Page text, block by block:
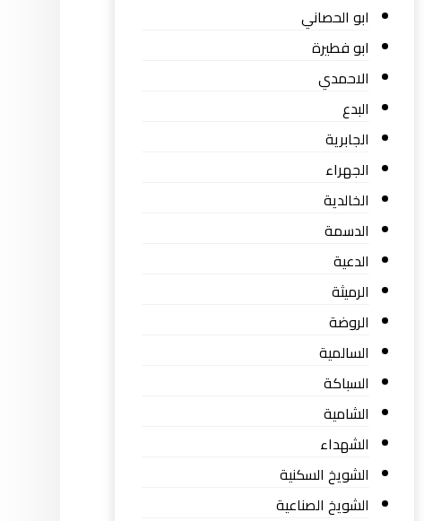
ابو الحصاني
ابو فطيرة
الاحمدي
البدع
الجابرية
الجهراء
الخالدية
الدسمة
الدعية
الرميثة
الروضة
السالمية
السباكة
الشامية
الشهداء
الشويخ السكنية
الشويخ الصناعية